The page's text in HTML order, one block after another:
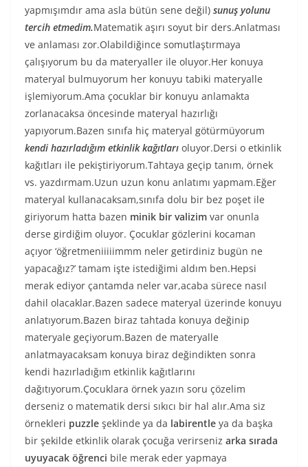
yapmışımdır ama asla bütün sene değil) sunuş yolunu
tercih etmedim.Matematik aşırı soyut bir ders.Anlatması
ve anlaması zor.Olabildiğince somutlaştırmaya
çalışıyorum bu da materyaller ile oluyor.Her konuya
materyal bulmuyorum her konuyu tabiki materyalle
işlemiyorum.Ama çocuklar bir konuyu anlamakta
zorlanacaksa öncesinde materyal hazırlığı
yapıyorum.Bazen sınıfa hiç materyal götürmüyorum
kendi hazırladığım etkinlik kağıtları oluyor.Dersi o etkinlik
kağıtları ile pekiştiriyorum.Tahtaya geçip tanım, örnek
vs. yazdırmam.Uzun uzun konu anlatımı yapmam.Eğer
materyal kullanacaksam,sınıfa dolu bir bez poşet ile
giriyorum hatta bazen minik bir valizim var onunla
derse girdiğim oluyor. Çocuklar gözlerini kocaman
açıyor ‘öğretmeniiiiimmm neler getirdiniz bugün ne
yapacağız?’ tamam işte istediğimi aldım ben.Hepsi
merak ediyor çantamda neler var,acaba sürece nasıl
dahil olacaklar.Bazen sadece materyal üzerinde konuyu
anlatıyorum.Bazen biraz tahtada konuya değinip
materyale geçiyorum.Bazen de materyalle
anlatmayacaksam konuya biraz değindikten sonra
kendi hazırladığım etkinlik kağıtlarını
dağıtıyorum.Çocuklara örnek yazın soru çözelim
derseniz o matematik dersi sıkıcı bir hal alır.Ama siz
örnekleri puzzle şeklinde ya da labirentle ya da başka
bir şekilde etkinlik olarak çocuğa verirseniz arka sırada
uyuyacak öğrenci bile merak eder yapmaya